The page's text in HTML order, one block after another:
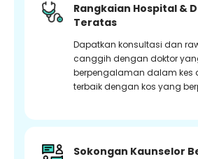
Rangkaian Hospital &
Teratas
Dapatkan konsultasi dan
canggih dengan doktor
berpengalaman dalam kes
terbaik dengan kos yang
Sokongan Kaunselor